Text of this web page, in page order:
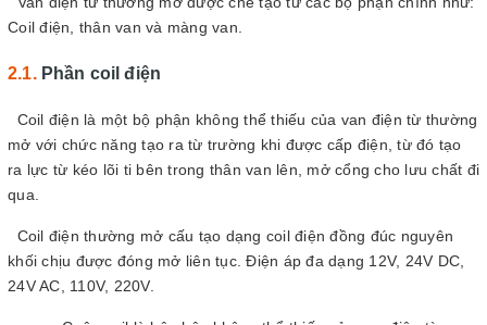
Coil điện, thân van và màng van.
Phần coil điện
Coil điện là một bộ phận không thể thiếu của van điện từ thường
mở với chức năng tạo ra từ trường khi được cấp điện, từ đó tạo
ra lực từ kéo lõi ti bên trong thân van lên, mở cổng cho lưu chất đi
qua.
Coil điện thường mở cấu tạo dạng coil điện đồng đúc nguyên
khối chịu được đóng mở liên tục. Điện áp đa dạng 12V, 24V DC,
24V AC, 110V, 220V.